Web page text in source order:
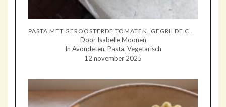
Door Isabelle Moonen
In Avondeten, Pasta, Vegetarisch
12 november 2025